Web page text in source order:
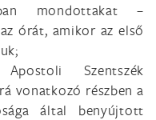
mondottakat –
órát, amikor az első
Szentszék
vonatkozó részben a
által benyújtott